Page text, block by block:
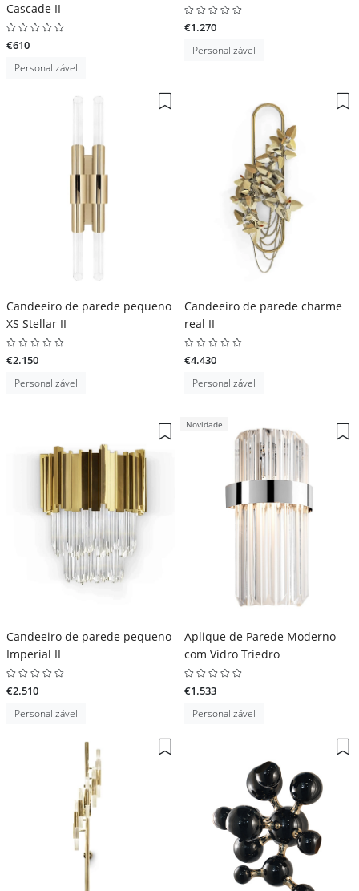
Cascade II
€610
Personalizável
€1.270
Personalizável
Candeeiro de parede pequeno
XS Stellar II
€2.150
Personalizável
Candeeiro de parede charme
real II
€4.430
Personalizável
Candeeiro de parede pequeno
Imperial II
€2.510
Personalizável
Novidade
Aplique de Parede Moderno
com Vidro Triedro
€1.533
Personalizável